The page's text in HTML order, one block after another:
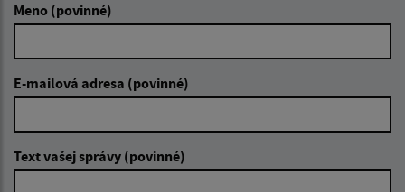
Meno (povinné)
E-mailová adresa (povinné)
Text vašej správy (povinné)